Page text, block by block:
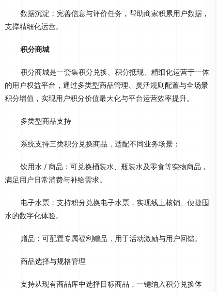
数据沉淀：完善信息与评价任务，帮助商家积累用户数据，
支撑精细化运营。
积分商城
积分商城是一套集积分兑换、积分抵现、精细化运营于一体
的用户权益平台，通过多类型商品管理、灵活规则配置与全场景
积分增值，实现用户积分价值最大化与平台运营效率提升。
多类型商品支持
系统支持三类积分兑换商品，适配不同业务场景：
饮用水 / 商品：可兑换桶装水、瓶装水及零食等实物商品，
满足用户日常消费与补给需求。
电子水票：支持积分兑换电子水票，实现线上核销、便捷囤
水的数字化体验。
赠品：可配置专属福利赠品，用于活动激励与用户回馈。
商品选择与规格管理
支持从现有商品库中选择目标商品，一键纳入积分兑换体